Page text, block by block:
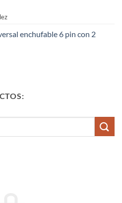
enchufable 6 pin con 2